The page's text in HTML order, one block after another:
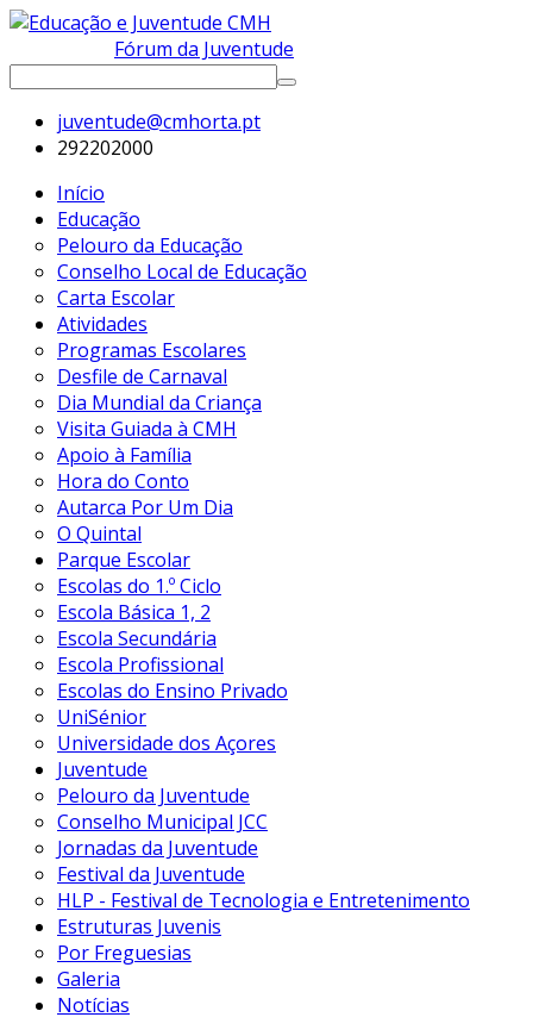
Fórum da Juventude
juventude@cmhorta.pt
292202000
Início
Educação
Pelouro da Educação
Conselho Local de Educação
Carta Escolar
Atividades
Programas Escolares
Desfile de Carnaval
Dia Mundial da Criança
Visita Guiada à CMH
Apoio à Família
Hora do Conto
Autarca Por Um Dia
O Quintal
Parque Escolar
Escolas do 1.º Ciclo
Escola Básica 1, 2
Escola Secundária
Escola Profissional
Escolas do Ensino Privado
UniSénior
Universidade dos Açores
Juventude
Pelouro da Juventude
Conselho Municipal JCC
Jornadas da Juventude
Festival da Juventude
HLP - Festival de Tecnologia e Entretenimento
Estruturas Juvenis
Por Freguesias
Galeria
Notícias